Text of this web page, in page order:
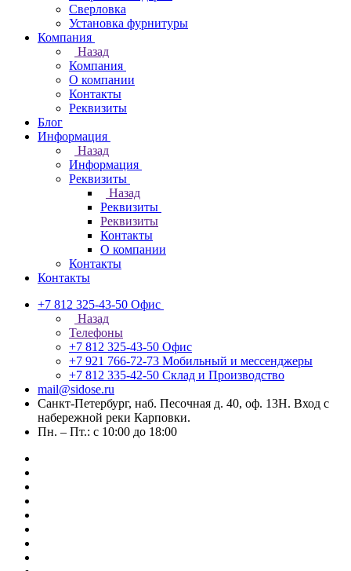
Сверловка
Установка фурнитуры
Компания
Назад
Компания
О компании
Контакты
Реквизиты
Блог
Информация
Назад
Информация
Реквизиты
Назад
Реквизиты
Реквизиты
Контакты
О компании
Контакты
Контакты
+7 812 325-43-50 Офис
Назад
Телефоны
+7 812 325-43-50 Офис
+7 921 766-72-73 Мобильный и мессенджеры
+7 812 335-42-50 Склад и Производство
mail@sidose.ru
Санкт-Петербург, наб. Песочная д. 40, оф. 13Н. Вход с
набережной реки Карповки.
Пн. – Пт.: с 10:00 до 18:00